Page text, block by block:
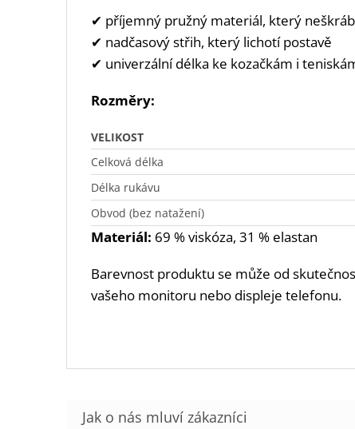
✔ příjemný pružný materiál, který
✔ nadčasový střih, který lichotí postavě
✔ univerzální délka ke kozačkám i
Rozměry:
VELIKOST
Celková délka
Délka rukávu
Obvod (bez natažení)
Materiál: 69 % viskóza, 31 % elastan
Barevnost produktu se může od
vašeho monitoru nebo displeje telefonu.